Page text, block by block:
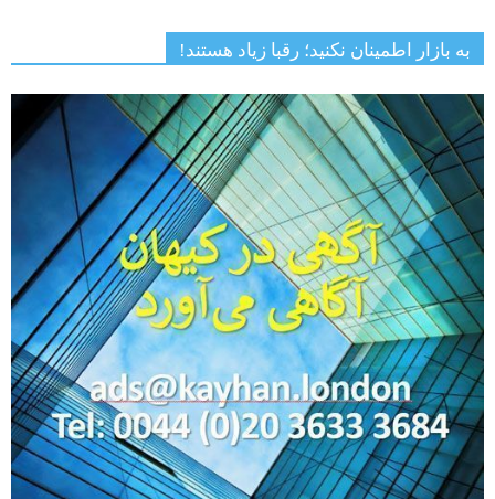
به بازار اطمینان نکنید؛ رقبا زیاد هستند!